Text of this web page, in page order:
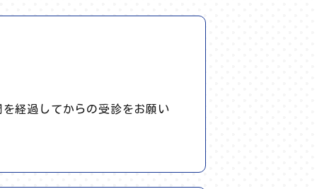
経過してからの受診をお願い